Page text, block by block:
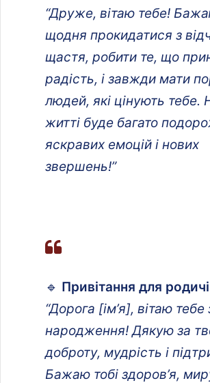
“Друже, вітаю тебе!
щодня прокидатися з
щастя, робити те, що
радість, і завжди мати
людей, які цінують тебе.
житті буде багато
яскравих емоцій і нових
звершень!”
🔹 Привітання для
“Дорога [ім’я], вітаю
народження! Дякую за
доброту, мудрість і
Бажаю тобі здоров’я,